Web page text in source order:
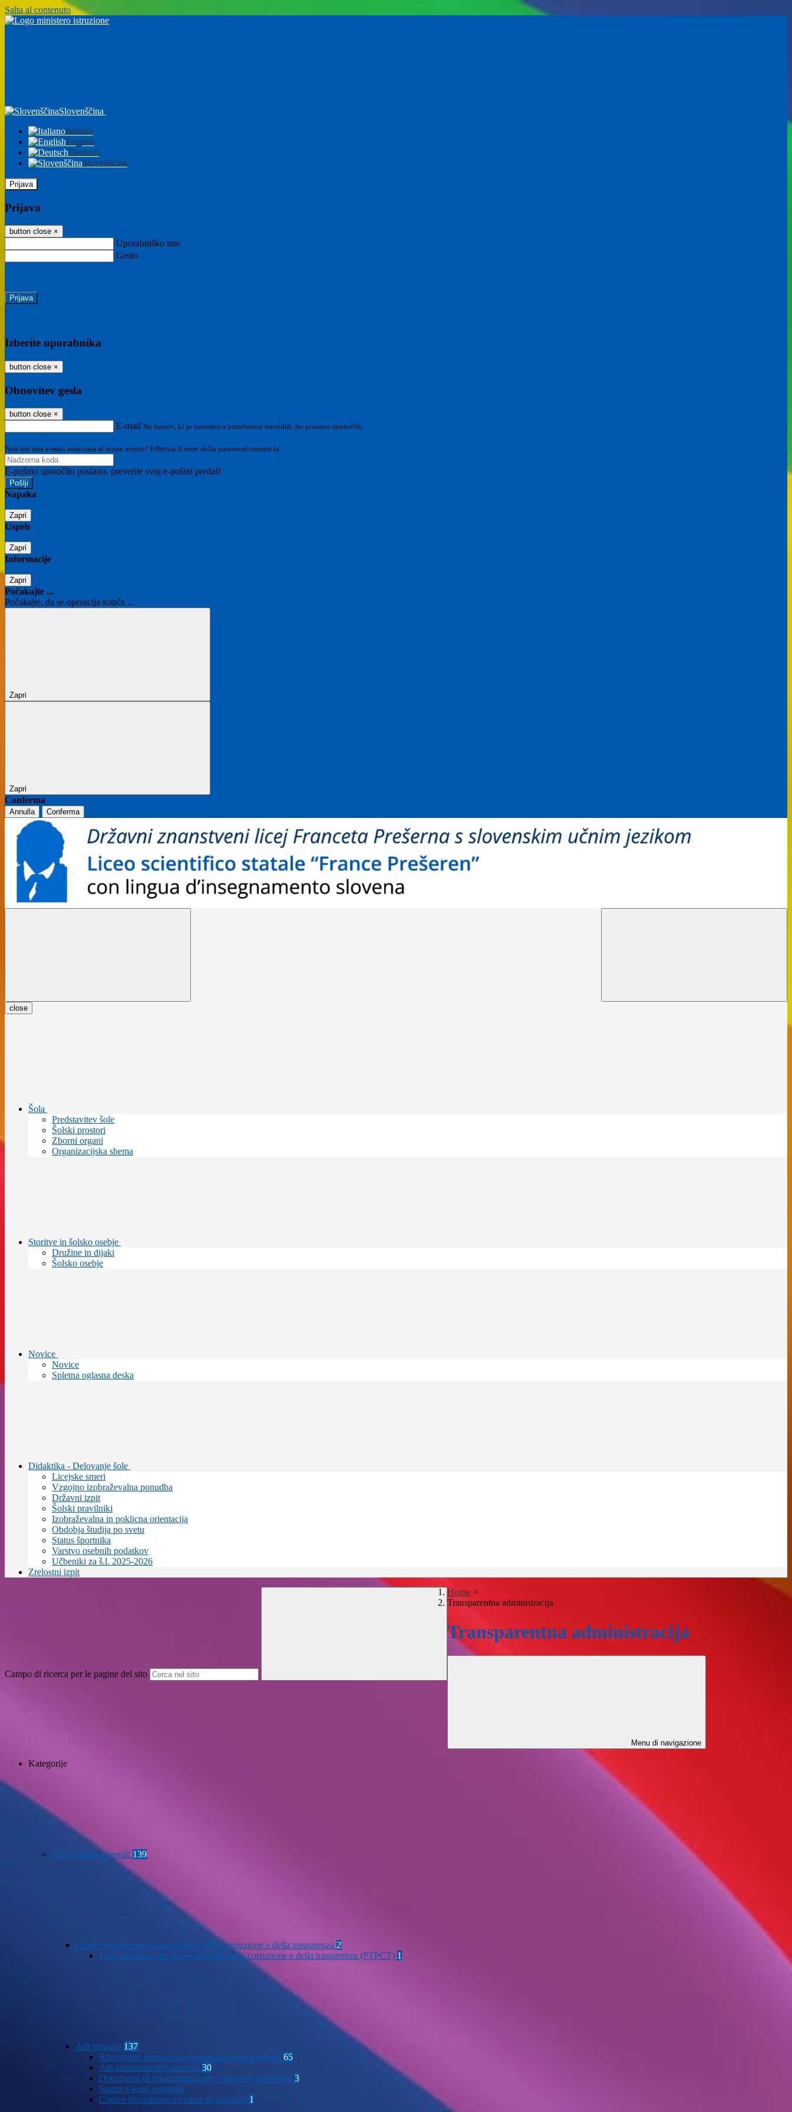
Salta al contenuto
Slovenščina
Italiano
English
Deutsch
Slovenščina
Prijava
Prijava
button close ×
Uporabniško ime
Geslo
-
Izberite uporabnika
button close ×
Obnovitev gesla
button close ×
E-mail Na naslov, ki je naveden s potrebnimi navodili, bo poslano sporočilo.
Non hai una e-mail associata al nome utente? Effettua il reset della password tramite la
E-poštno sporočilo poslano, preverite svoj e-poštni predal!
Napaka
Zapri
Uspeh
Zapri
Informacije
Zapri
Počakajte ...
Počakajte, da se operacija konča ...
Zapri
Zapri
Conferma
Annulla Conferma
close
Šola
Predstavitev šole
Šolski prostori
Zborni organi
Organizacijska shema
Storitve in šolsko osebje
Družine in dijaki
Šolsko osebje
Novice
Novice
Spletna oglasna deska
Didaktika - Delovanje šole
Licejske smeri
Vzgojno izobraževalna ponudba
Državni izpit
Šolski pravilniki
Izobraževalna in poklicna orientacija
Obdobja študija po svetu
Status športnika
Varstvo osebnih podatkov
Učbeniki za š.l. 2025-2026
Zrelostni izpit
Campo di ricerca per le pagine del sito
Home >
Transparentna administracija
Transparentna administracija
Menu di navigazione
Kategorije
Disposizioni generali 139
Piano triennale per la prevenzione della corruzione e della trasparenza 2
Piano triennale per la prevenzione della corruzione e della trasparenza (PTPCT) 1
Atti generali 137
Riferimenti normativi su organizzazione e attività 65
Atti amministrativi generali 30
Documenti di programmazione strategico-gestionale 3
Statuti e leggi regionali
Codice disciplinare e codice di condotta 1